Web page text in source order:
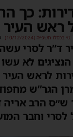
כך
ראש
ט׳ בכסלו תשפ״ה (10/12/2024)
ד”ר לסרי
לא
לראש העיר
הגר”ש
ש״ס הרב
לסרי וחבר